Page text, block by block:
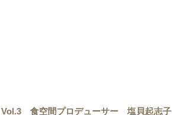
Vol.3 食空間プロデューサー 塩貝起志子